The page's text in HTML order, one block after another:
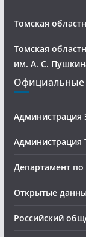
Томская
Томская
им. А. С.
Официальные
Администрация
Администрация
Департамент по
Открытые
Российский